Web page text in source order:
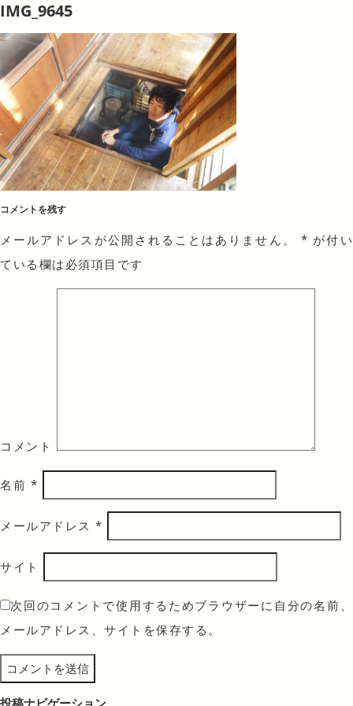
IMG_9645
コメントを残す
メールアドレスが公開されることはありません。 * が付い
ている欄は必須項目です
コメント
名前 *
メールアドレス *
サイト
次回のコメントで使用するためブラウザーに自分の名前、
メールアドレス、サイトを保存する。
投稿ナビゲーション